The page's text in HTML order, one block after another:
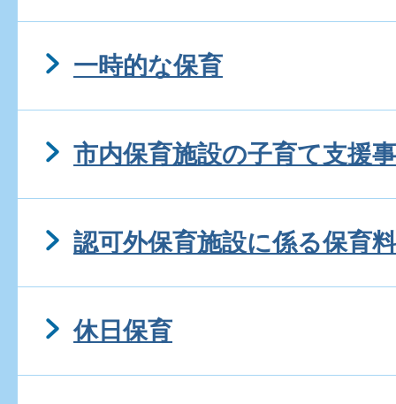
一時的な保育
市内保育施設の子育て支援
認可外保育施設に係る保育
休日保育